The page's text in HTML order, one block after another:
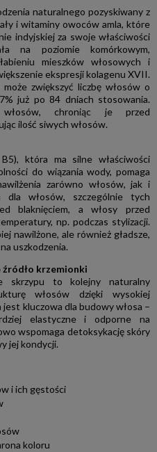
naturalnego pozyskiwany z
i witaminy owoców amla, które
indyjskiej za swoje właściwości
na poziomie komórkowym,
mieszków włosowych i
ekspresji kolagenu XVII.
zwiększyć liczbę włosów o
już po 84 dniach stosowania.
włosów, chroniąc je przed
ilość siwych włosów.
która ma silne właściwości
do wiązania wody, pomaga
zarówno włosów, jak i
dla włosów, szczególnie tych
blaknięciem, a włosy przed
np. podczas stylizacji.
nawilżone, ale również gładsze,
uszkodzenia.
krzemionki
skrzypu to kolejny naturalny
włosów dzięki wysokiej
kluczowa dla budowy włosa –
elastyczne i odporne na
wspomaga detoksykację skóry
jej kondycji.
i ich gęstości
koloru